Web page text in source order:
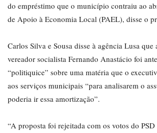
do empréstimo que o município contraiu ao
de Apoio à Economia Local (PAEL), disse o
Carlos Silva e Sousa disse à agência Lusa que
vereador socialista Fernando Anastácio foi
“politiquice” sobre uma matéria que o
aos serviços municipais “para analisarem o
poderia ir essa amortização”.
“A proposta foi rejeitada com os votos do